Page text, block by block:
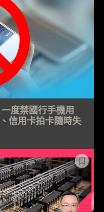
度禁國行手機用
信用卡拍卡隨時失